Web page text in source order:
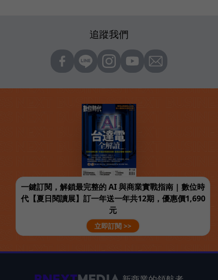
追蹤我們
一鍵訂閱，解鎖最完整的 AI 與商業實戰指南 | 數位時
代【夏日閱讀展】訂一年送一年共12期，優惠價1,690
元
立即訂閱 >>